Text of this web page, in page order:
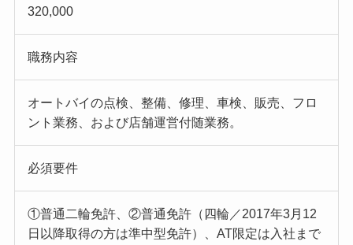
320,000
職務内容
オートバイの点検、整備、修理、車検、販売、フロ
ント業務、および店舗運営付随業務。
必須要件
①普通二輪免許、②普通免許（四輪／2017年3月12
日以降取得の方は準中型免許）、AT限定は入社まで